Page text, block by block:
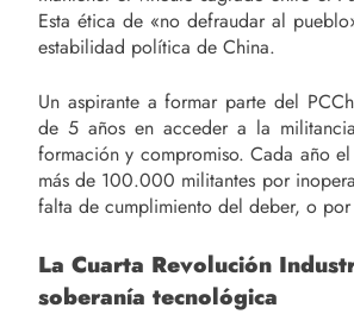
Esta ética de «no defraudar al
estabilidad política de China.
Un aspirante a formar parte del
de 5 años en acceder a la
formación y compromiso. Cada año
más de 100.000 militantes por
falta de cumplimiento del deber, o
La Cuarta Revolución
soberanía tecnológica